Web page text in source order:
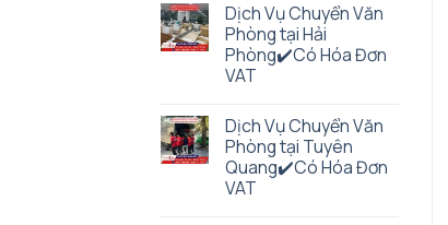
Dịch Vụ Chuyển Văn
Phòng tại Hải
Phòng✔️Có Hóa Đơn
VAT
Dịch Vụ Chuyển Văn
Phòng tại Tuyên
Quang✔️Có Hóa Đơn
VAT